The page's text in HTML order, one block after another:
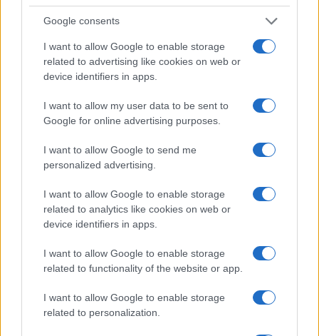
Google consents
I want to allow Google to enable storage
related to advertising like cookies on web or
device identifiers in apps.
I want to allow my user data to be sent to
Google for online advertising purposes.
I want to allow Google to send me
personalized advertising.
I want to allow Google to enable storage
related to analytics like cookies on web or
device identifiers in apps.
I want to allow Google to enable storage
related to functionality of the website or app.
I want to allow Google to enable storage
related to personalization.
F
a
ce
b
o
o
k
T
w
it
te
r
Pi
n
te
re
st
W
h
at
s
A
p
p
S
h
a
Articolo precedente
Prossimo articolo
Michelle Hunziker in Gallura, bella anche dal
vivo: un amico vip svela come fa
Calangianus, dopo le polemiche il centro
accoglienza minori chiude
Olbia, divieto di sosta contro spaccio e degrado:
esplode la protesta